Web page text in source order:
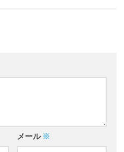
メール ※